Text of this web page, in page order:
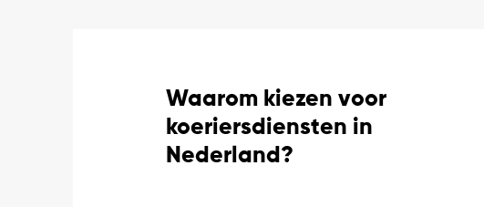
Waarom kiezen voor
koeriersdiensten in
Nederland?